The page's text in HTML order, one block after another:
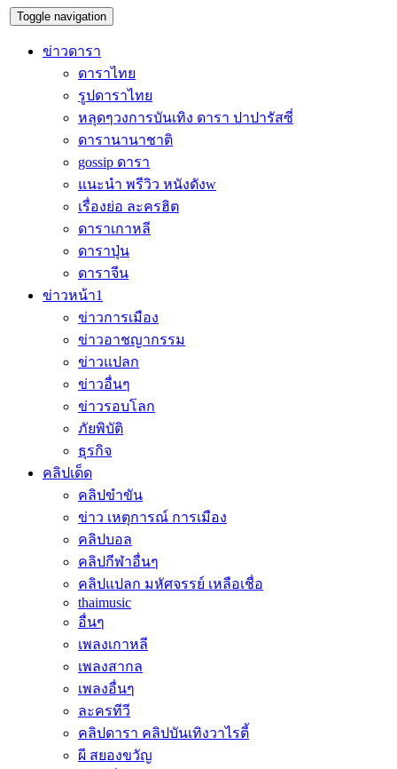
Toggle navigation
ข่าวดารา
ดาราไทย
รูปดาราไทย
หลุดๆวงการบันเทิง ดารา ปาปารัสซี่
ดารานานาชาติ
gossip ดารา
แนะนำ พรีวิว หนังดังw
เรื่องย่อ ละครฮิต
ดาราเกาหลี
ดาราปุ่น
ดาราจีน
ข่าวหน้า1
ข่าวการเมือง
ข่าวอาชญากรรม
ข่าวแปลก
ข่าวอื่นๆ
ข่าวรอบโลก
ภัยพิบัติ
ธุรกิจ
คลิปเด็ด
คลิปขำขัน
ข่าว เหตุการณ์ การเมือง
คลิปบอล
คลิปกีฬาอื่นๆ
คลิปแปลก มหัศจรรย์ เหลือเชื่อ
thaimusic
อื่นๆ
เพลงเกาหลี
เพลงสากล
เพลงอื่นๆ
ละครทีวี
คลิปดารา คลิปบันเทิงวาไรตี้
ผี สยองขวัญ